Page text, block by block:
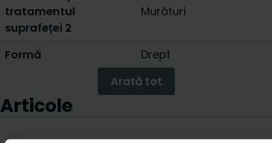
tratamentul
suprafeței 2
Murături
Formă
Drept
Arată tot
Articole